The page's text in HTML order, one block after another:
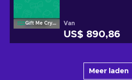
Gift Me Crypto Van
US$ 890,86
Meer laden